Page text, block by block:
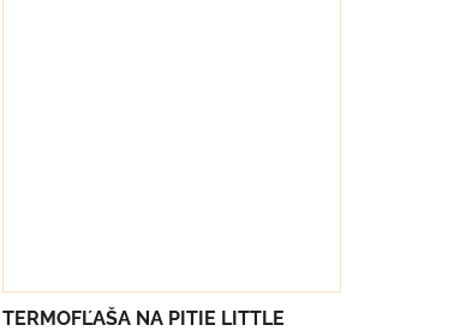
TERMOFĽAŠA NA PITIE LITTLE